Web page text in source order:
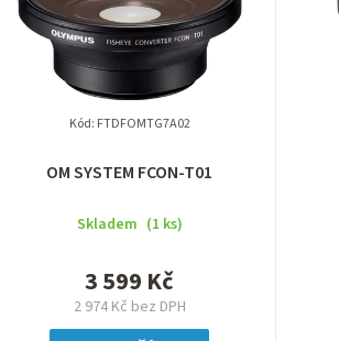
OM SYSTEM FCON-T01
Skladem (1 ks)
2 974 Kč bez DPH
3 599 Kč
Kód: FTDFOMTG7A02